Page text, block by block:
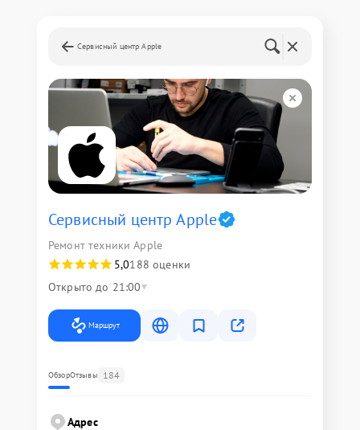
Сервисный центр Apple
Сервисный центр Apple
Ремонт техники Apple
5,0188 оценки
Открыто до 21:00
Маршрут
ОбзорОтзывы 184
Адрес